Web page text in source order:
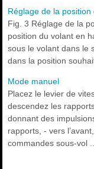
Réglage de la position
Fig. 3 Réglage de la
position du volant en
sous le volant dans le
dans la position
Mode manuel
Placez le levier de
descendez les
donnant des
rapports, - vers
commandes sous-vol ...